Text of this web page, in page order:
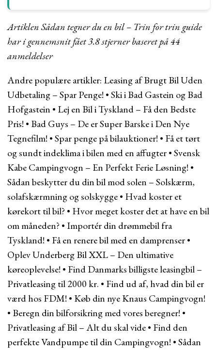
Artiklen Sådan tegner du en bil – Trin for trin guide
har i gennemsnit fået3.8stjerner baseret på44
anmeldelser
Andre populære artikler: Leasing af Brugt Bil Uden
Udbetaling – Spar Penge! •Ski i Bad Gastein og Bad
Hofgastein • Lej en Bil i Tyskland – Få den Bedste
Pris! • Bad Guys – De er Super Barske i Den Nye
Tegnefilm! •Spar penge på bilauktioner! • Få et tørt
og sundt indeklima i bilen med en affugter•Svensk
Kabe Campingvogn – En Perfekt Ferie Løsning! •
Sådan beskytter du din bil mod solen – Solskærm,
solafskærmning og solskygge• Hvad koster et
kørekort til bil? • Hvor meget koster det at have en bil
om måneden? • Importér din drømmebil fra
Tyskland! • Få en renere bil med en damprenser•
Oplev Underberg Bil XXL – Den ultimative
køreoplevelse! • Find Danmarks billigste leasingbil –
Privatleasing til 2000 kr. • Find ud af, hvad din bil er
værd hos FDM! • Køb din nye Knaus Campingvogn!
• Beregn din bilforsikring med vores beregner! •
Privatleasing af Bil – Alt du skal vide• Find den
perfekte Vandpumpe til din Campingvogn! •Sådan